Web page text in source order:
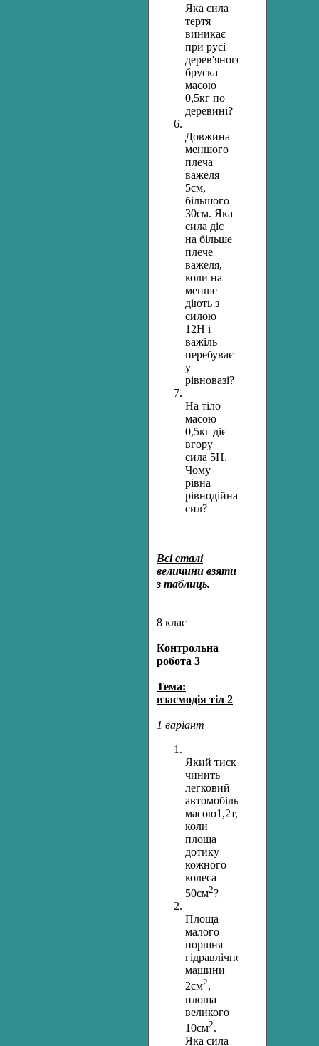
Яка сила
тертя
виникає
при русі
дерев'яного
бруска
масою
0,5кг по
деревині?
Довжина
меншого
плеча
важеля
5см,
більшого
30см. Яка
сила діє
на більше
плече
важеля,
коли на
менше
діють з
силою
12Н і
важіль
перебуває
у
рівновазі?
На тіло
масою
0,5кг діє
вгору
сила 5Н.
Чому
рівна
рівнодійна
сил?
Всі сталі
величини взяти
з таблиць.
8 клас
Контрольна
робота 3
Тема:
взаємодія тіл 2
1 варіант
Який тиск
чинить
легковий
автомобіль
масою1,2т,
коли
площа
дотику
кожного
колеса
50см2?
Площа
малого
поршня
гідравлічної
машини
2см2,
площа
великого
10см2.
Яка сила